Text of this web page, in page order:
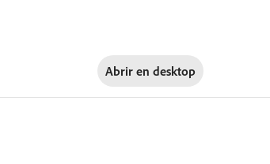
Abrir en desktop